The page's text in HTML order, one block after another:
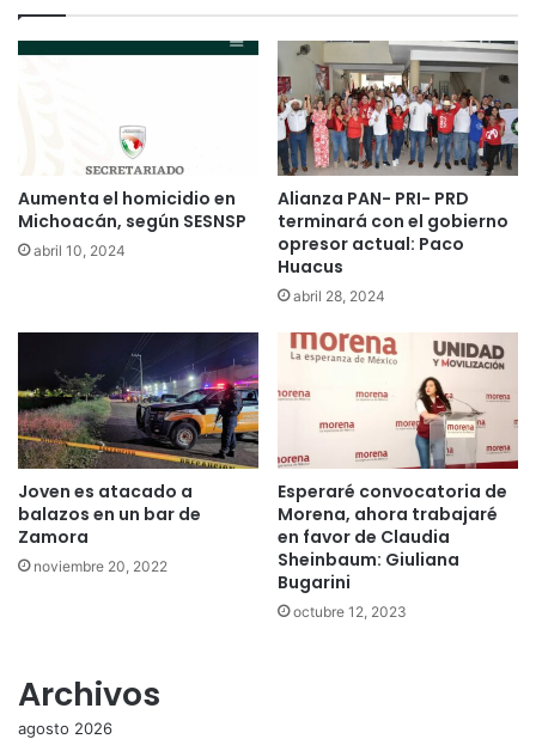
Aumenta el homicidio en
Michoacán, según SESNSP
abril 10, 2024
Alianza PAN- PRI- PRD
terminará con el gobierno
opresor actual: Paco
Huacus
abril 28, 2024
Joven es atacado a
balazos en un bar de
Zamora
noviembre 20, 2022
Esperaré convocatoria de
Morena, ahora trabajaré
en favor de Claudia
Sheinbaum: Giuliana
Bugarini
octubre 12, 2023
Archivos
agosto 2026